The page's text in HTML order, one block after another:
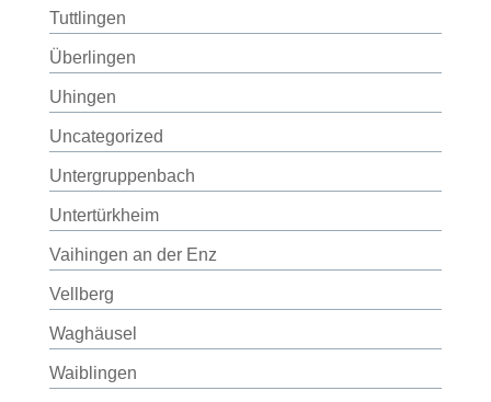
Tuttlingen
Überlingen
Uhingen
Uncategorized
Untergruppenbach
Untertürkheim
Vaihingen an der Enz
Vellberg
Waghäusel
Waiblingen